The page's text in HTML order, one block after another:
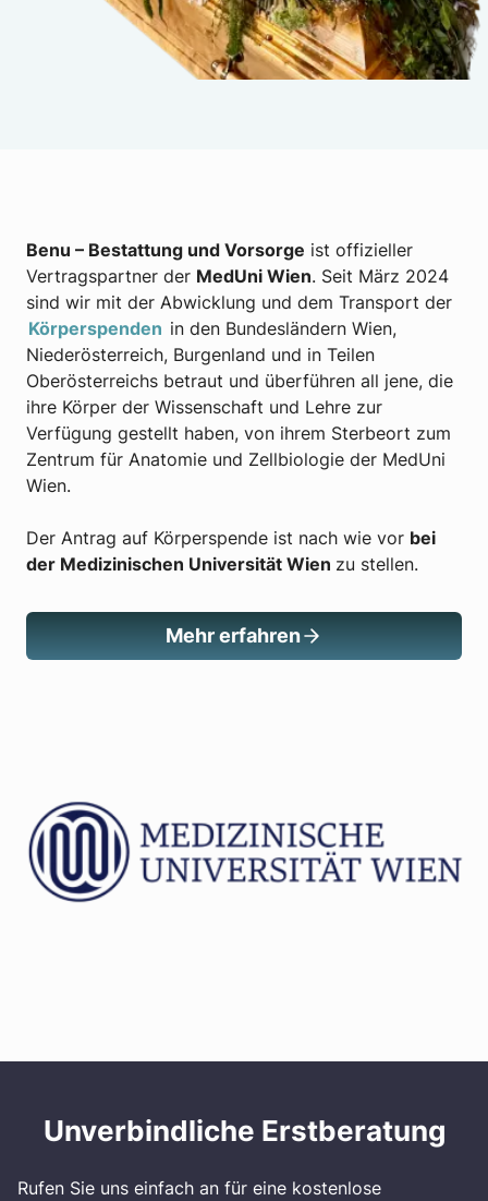
Benu – Bestattung und Vorsorge ist offizieller
Vertragspartner der MedUni Wien. Seit März 2024
sind wir mit der Abwicklung und dem Transport der
Körperspenden in den Bundesländern Wien,
Niederösterreich, Burgenland und in Teilen
Oberösterreichs betraut und überführen all jene, die
ihre Körper der Wissenschaft und Lehre zur
Verfügung gestellt haben, von ihrem Sterbeort zum
Zentrum für Anatomie und Zellbiologie der MedUni
Wien.
Der Antrag auf Körperspende ist nach wie vor bei
der Medizinischen Universität Wien zu stellen.
Mehr erfahren
Unverbindliche Erstberatung
Rufen Sie uns einfach an für eine kostenlose